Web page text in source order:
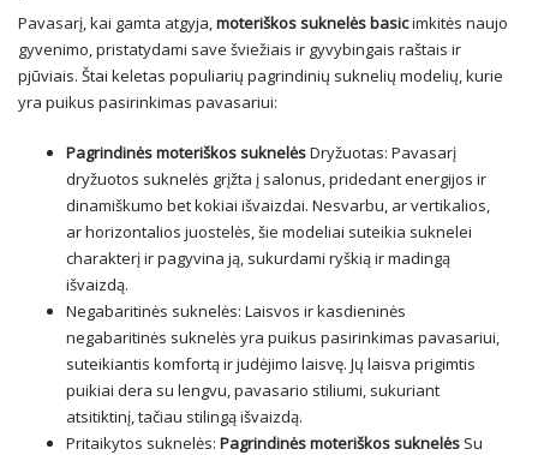
Pavasarį, kai gamta atgyja,moteriškos suknelės basicimkitės naujo
gyvenimo, pristatydami save šviežiais ir gyvybingais raštais ir
pjūviais. Štai keletas populiarių pagrindinių suknelių modelių, kurie
yra puikus pasirinkimas pavasariui:
Pagrindinės moteriškos suknelėsDryžuotas: Pavasarį
dryžuotos suknelės grįžta į salonus, pridedant energijos ir
dinamiškumo bet kokiai išvaizdai. Nesvarbu, ar vertikalios,
ar horizontalios juostelės, šie modeliai suteikia suknelei
charakterį ir pagyvina ją, sukurdami ryškią ir madingą
išvaizdą.
Negabaritinės suknelės: Laisvos ir kasdieninės
negabaritinės suknelės yra puikus pasirinkimas pavasariui,
suteikiantis komfortą ir judėjimo laisvę. Jų laisva prigimtis
puikiai dera su lengvu, pavasario stiliumi, sukuriant
atsitiktinį, tačiau stilingą išvaizdą.
Pritaikytos suknelės: Pagrindinės moteriškos suknelės Su